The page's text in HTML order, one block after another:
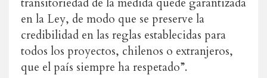
en la Ley, de modo que se preserve la
credibilidad en las reglas establecidas para
todos los proyectos, chilenos o extranjeros,
que el país siempre ha respetado”.